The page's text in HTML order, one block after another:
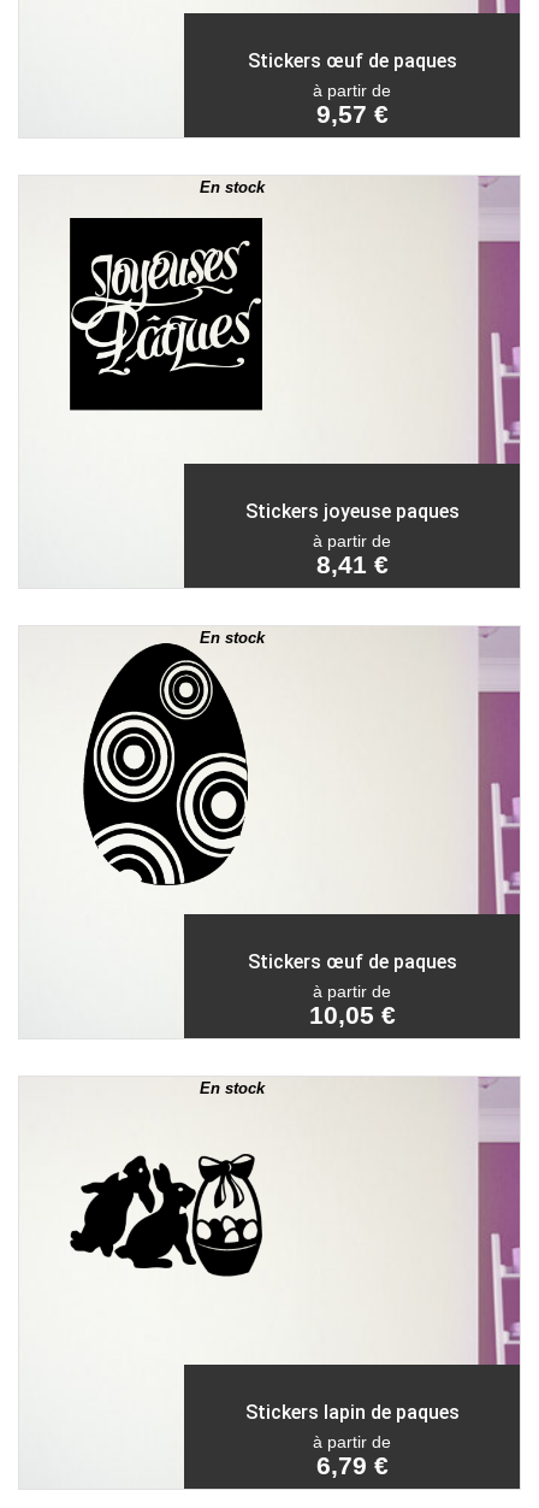
Stickers œuf de paques
à partir de
9,57 €
En stock
Stickers joyeuse paques
à partir de
8,41 €
En stock
Stickers œuf de paques
à partir de
10,05 €
En stock
Stickers lapin de paques
à partir de
6,79 €